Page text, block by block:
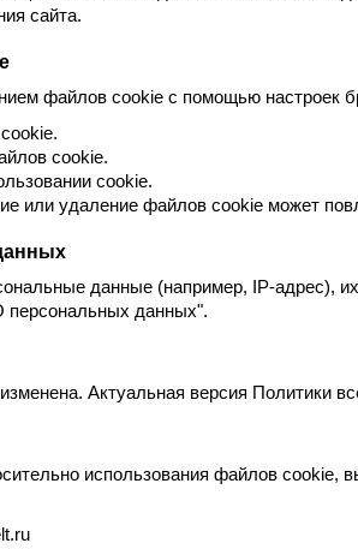
сайта.
файлов cookie с помощью настроек
cookie.
cookie.
или удаление файлов cookie может
данные (например, IP-адрес),
данных".
Актуальная версия Политики
использования файлов cookie,